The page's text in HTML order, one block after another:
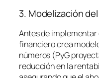
3. Modelización
Antes de
financiero crea
números (PyG
reducción en la